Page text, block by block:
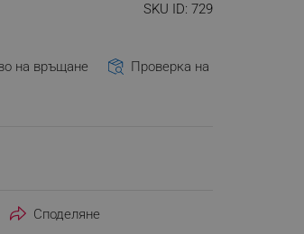
SKU ID: 729
на връщане
Проверка на
Споделяне